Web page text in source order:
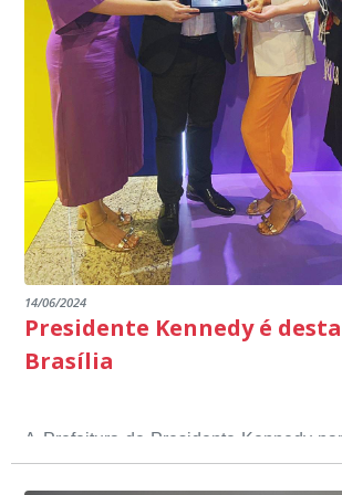
14/06/2024
Presidente Kennedy é
Brasília
A Prefeitura de Presidente Kennedy
nacional do 12º Prêmio